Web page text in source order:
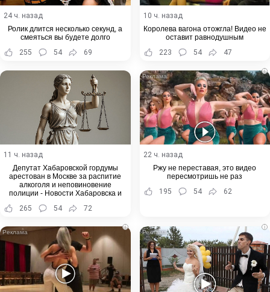
24 ч. назад
Ролик длится несколько секунд, а
смеяться вы будете долго
255
54 69
10 ч. назад
Королева вагона отожгла! Видео не
оставит равнодушным
223
54 47
11 ч. назад
Депутат Хабаровской гордумы
арестован в Москве за распитие
алкоголя и неповиновение
полиции - Новости Хабаровска и
265 54 72
i
22 ч. назад
Ржу не переставая, это видео
пересмотришь не раз
195
54 62
i i